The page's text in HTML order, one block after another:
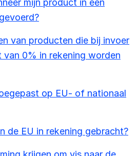
mijn product in een
van producten die bij invoer
van 0% in rekening worden
op EU- of nationaal
de EU in rekening gebracht?